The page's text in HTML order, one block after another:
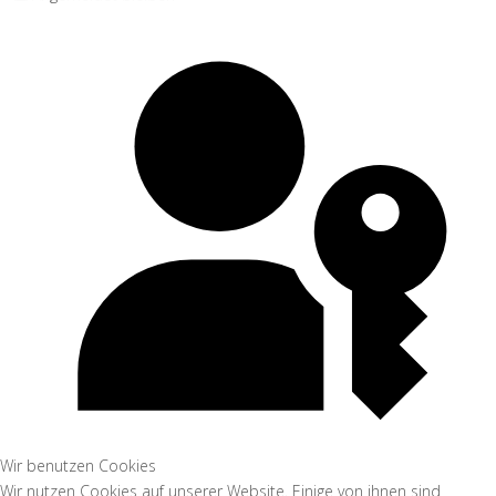
Wir benutzen Cookies
Wir nutzen Cookies auf unserer Website. Einige von ihnen sind